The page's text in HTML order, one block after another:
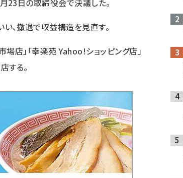
23日の取締役会で決議した。
、撤退で収益構造を見直す。
店」「幸楽苑 Yahoo!ショッピング店」
する。